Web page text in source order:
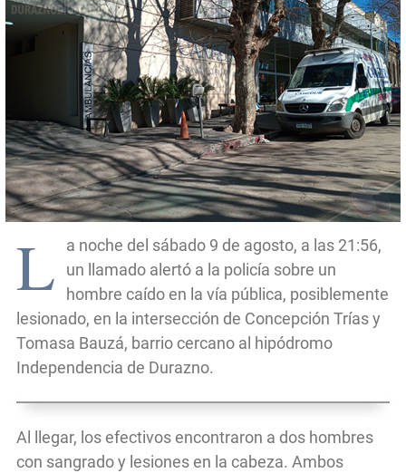
L
a noche del sábado 9 de agosto, a las 21:56,
un llamado alertó a la policía sobre un
hombre caído en la vía pública, posiblemente
lesionado, en la intersección de Concepción Trías y
Tomasa Bauzá, barrio cercano al hipódromo
Independencia de Durazno.
Al llegar, los efectivos encontraron a dos hombres
con sangrado y lesiones en la cabeza. Ambos